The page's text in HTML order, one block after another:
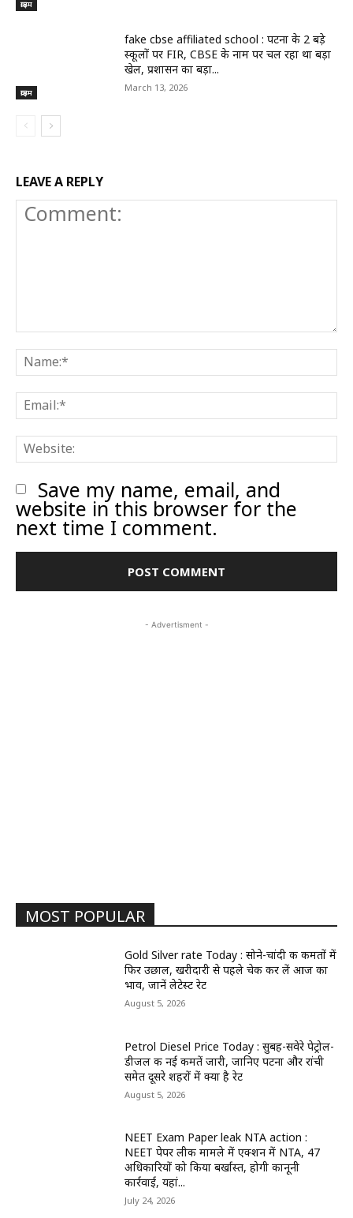
क्राइम
क्राइम
fake cbse affiliated school : पटना के 2 बड़े
स्कूलों पर FIR, CBSE के नाम पर चल रहा था बड़ा
खेल, प्रशासन का बड़ा...
March 13, 2026
LEAVE A REPLY
Comment:
Save my name, email, and
website in this browser for the
next time I comment.
- Advertisment -
MOST POPULAR
Gold Silver rate Today : सोने-चांदी की कीमतों में
फिर उछाल, खरीदारी से पहले चेक कर लें आज का
भाव, जानें लेटेस्ट रेट
August 5, 2026
Petrol Diesel Price Today : सुबह-सवेरे पेट्रोल-
डीजल की नई कीमतें जारी, जानिए पटना और रांची
समेत दूसरे शहरों में क्या है रेट
August 5, 2026
NEET Exam Paper leak NTA action :
NEET पेपर लीक मामले में एक्शन में NTA, 47
अधिकारियों को किया बर्खास्त, होगी कानूनी
कार्रवाई, यहां...
July 24, 2026